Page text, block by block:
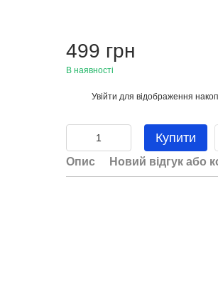
499 грн
В наявності
Увійти для відображення
Купити
Опис Новий відгук або